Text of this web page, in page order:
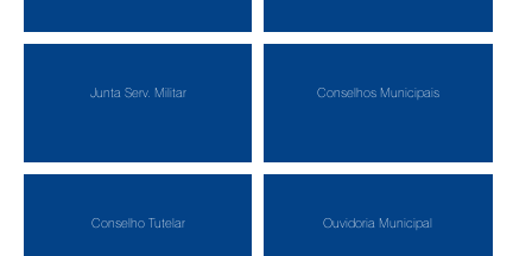
Junta Serv. Militar Conselhos Municipais
Conselho Tutelar Ouvidoria Municipal